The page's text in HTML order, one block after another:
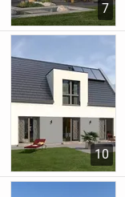
7
10